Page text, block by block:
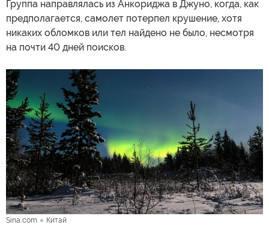
Группа направлялась из Анкориджа в Джуно, когда, как
предполагается, самолет потерпел крушение, хотя
никаких обломков или тел найдено не было, несмотря
на почти 40 дней поисков.
Sina.com Китай